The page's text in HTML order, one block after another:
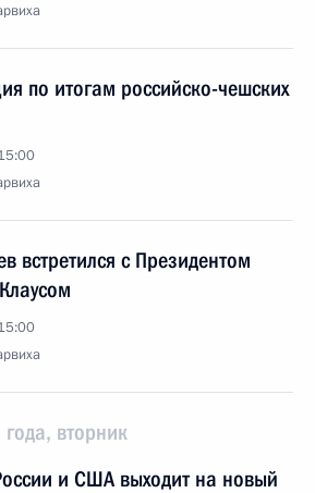
по итогам российско-чешских
встретился с Президентом
вторник
и США выходит на новый